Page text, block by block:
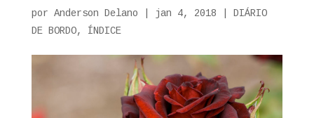
por Anderson Delano jan 4, 2018
DIÁRIO
DE BORDO, ÍNDICE